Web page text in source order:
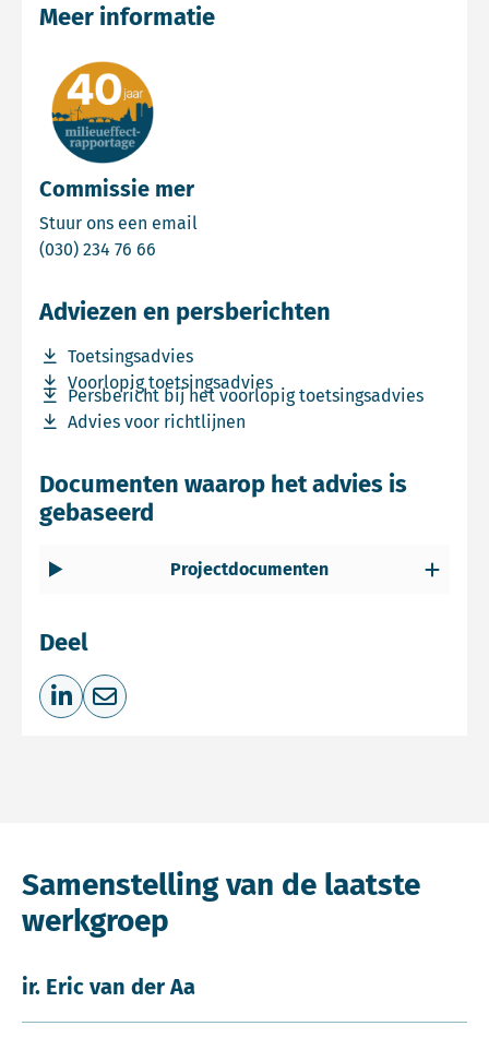
Commissie mer
Stuur ons een email
(030) 234 76 66
Meer informatie
Adviezen en persberichten
Toetsingsadvies
Download bestand Toetsingsadvies
Voorlopig toetsingsadvies
Download bestand Voorlopig toetsingsadvies
Persbericht bij het voorlopig toetsingsadvies
Download bestand Persbericht bij het voorlopig
Advies voor richtlijnen
Download bestand Advies voor richtlijnen
Documenten waarop het advies is
gebaseerd
Projectdocumenten
Deel
Deel op LinkedIn
Deel via e-mail
Samenstelling van de laatste
werkgroep
ir. Eric van der Aa